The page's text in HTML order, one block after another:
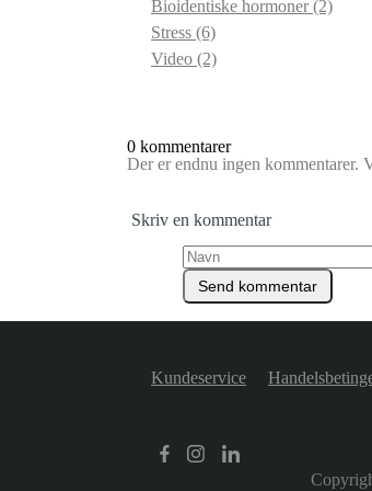
Bioidentiske hormoner(2)
Stress (6)
Video (2)
0 kommentarer
Der er endnu ingen kommentarer.
Skriv en kommentar
Kundeservice